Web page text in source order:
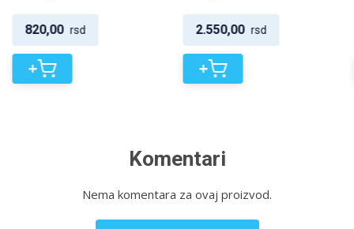
820,00 rsd
+
2.550,00 rsd
+
Komentari
Nema komentara za ovaj proizvod.